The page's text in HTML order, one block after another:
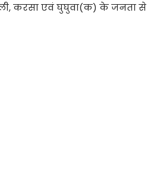
करसा एवं घुघुवा(क) के जनता से